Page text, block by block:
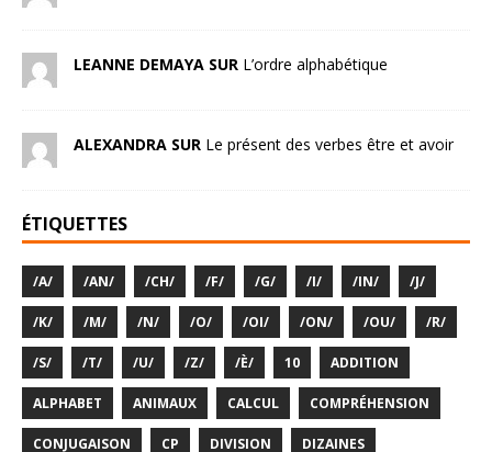
LEANNE DEMAYA SUR L’ordre alphabétique
ALEXANDRA SUR Le présent des verbes être et avoir
ÉTIQUETTES
/A/ /AN/ /CH/ /F/ /G/ /I/ /IN/ /J/
/K/ /M/ /N/ /O/ /OI/ /ON/ /OU/ /R/
/S/ /T/ /U/ /Z/ /È/ 10 ADDITION
ALPHABET ANIMAUX CALCUL COMPRÉHENSION
CONJUGAISON CP DIVISION DIZAINES